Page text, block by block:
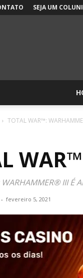
SEJA UM
TOTAL WAR™:
WARHAMMER® III
- fevereiro 5, 2021